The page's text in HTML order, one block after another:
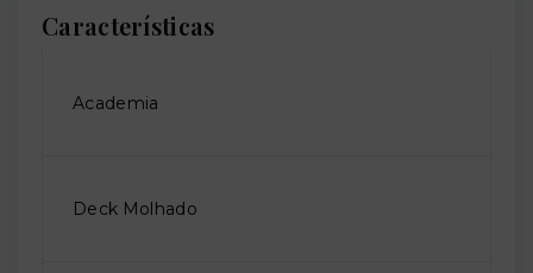
Características
Academia
Deck Molhado